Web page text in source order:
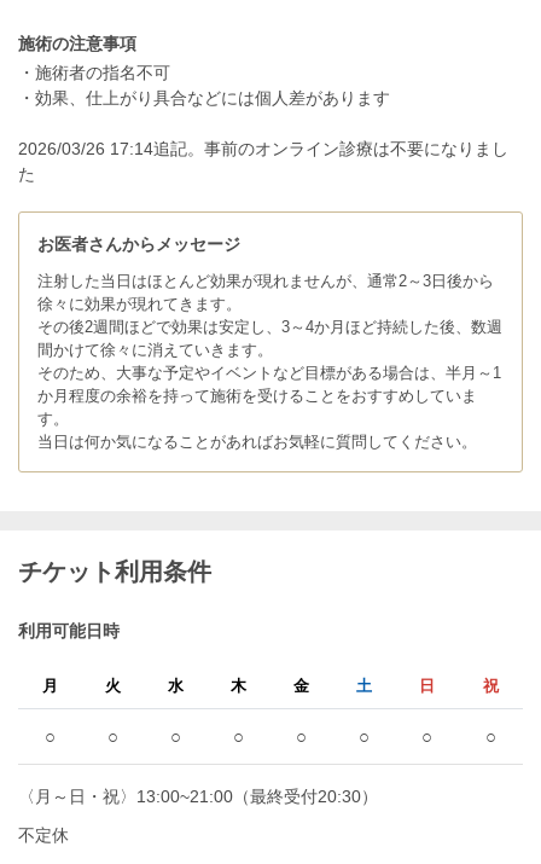
施術の注意事項
・施術者の指名不可
・効果、仕上がり具合などには個人差があります
2026/03/26 17:14追記。事前のオンライン診療は不要になりまし
た
お医者さんからメッセージ
注射した当日はほとんど効果が現れませんが、通常2～3日後から
徐々に効果が現れてきます。
その後2週間ほどで効果は安定し、3～4か月ほど持続した後、数週
間かけて徐々に消えていきます。
そのため、大事な予定やイベントなど目標がある場合は、半月～1
か月程度の余裕を持って施術を受けることをおすすめしていま
す。
当日は何か気になることがあればお気軽に質問してください。
チケット利用条件
利用可能日時
月 火 水 木 金 土 日 祝
○ ○ ○ ○ ○ ○ ○ ○
〈月～日・祝〉13:00~21:00（最終受付20:30）
不定休